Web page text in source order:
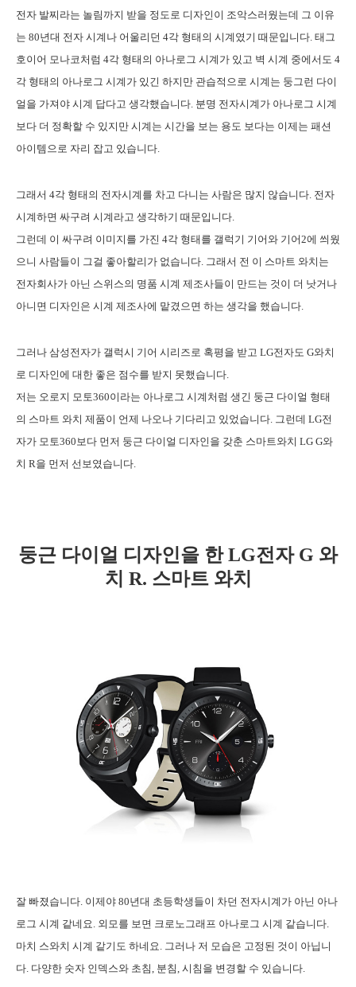
전자 발찌라는 놀림까지 받을 정도로 디자인이 조악스러웠는데 그 이유
는 80년대 전자 시계나 어울리던 4각 형태의 시계였기 때문입니다. 태그
호이어 모나코처럼 4각 형태의 아나로그 시계가 있고 벽 시계 중에서도 4
각 형태의 아나로그 시계가 있긴 하지만 관습적으로 시계는 둥그런 다이
얼을 가져야 시계 답다고 생각했습니다. 분명 전자시계가 아나로그 시계
보다 더 정확할 수 있지만 시계는 시간을 보는 용도 보다는 이제는 패션
아이템으로 자리 잡고 있습니다.
그래서 4각 형태의 전자시계를 차고 다니는 사람은 많지 않습니다. 전자
시계하면 싸구려 시계라고 생각하기 때문입니다.
그런데 이 싸구려 이미지를 가진 4각 형태를 갤럭기 기어와 기어2에 씌웠
으니 사람들이 그걸 좋아할리가 없습니다. 그래서 전 이 스마트 와치는
전자회사가 아닌 스위스의 명품 시계 제조사들이 만드는 것이 더 낫거나
아니면 디자인은 시계 제조사에 맡겼으면 하는 생각을 했습니다.
그러나 삼성전자가 갤럭시 기어 시리즈로 혹평을 받고 LG전자도 G와치
로 디자인에 대한 좋은 점수를 받지 못했습니다.
저는 오로지 모토360이라는 아나로그 시계처럼 생긴 둥근 다이얼 형태
의 스마트 와치 제품이 언제 나오나 기다리고 있었습니다. 그런데 LG전
자가 모토360보다 먼저 둥근 다이얼 디자인을 갖춘 스마트와치 LG G와
치 R을 먼저 선보였습니다.
둥근 다이얼 디자인을 한 LG전자 G 와
치 R. 스마트 와치
잘 빠졌습니다. 이제야 80년대 초등학생들이 차던 전자시계가 아닌 아나
로그 시계 같네요. 외모를 보면 크로노그래프 아나로그 시계 같습니다.
마치 스와치 시계 같기도 하네요. 그러나 저 모습은 고정된 것이 아닙니
다. 다양한 숫자 인덱스와 초침, 분침, 시침을 변경할 수 있습니다.